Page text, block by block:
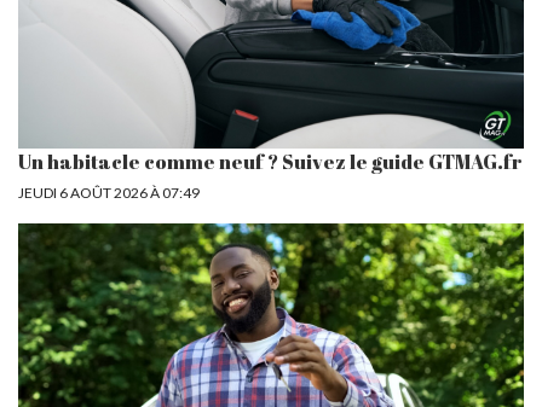
Un habitacle comme neuf ? Suivez le guide GTMAG.fr
JEUDI 6 AOÛT 2026 À 07:49